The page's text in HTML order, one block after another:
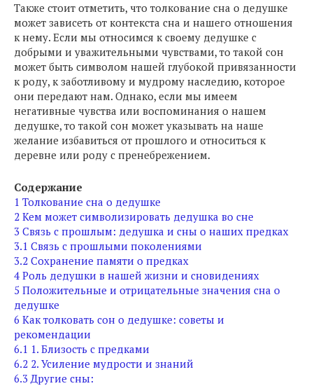
Также стоит отметить, что толкование сна о дедушке
может зависеть от контекста сна и нашего отношения
к нему. Если мы относимся к своему дедушке с
добрыми и уважительными чувствами, то такой сон
может быть символом нашей глубокой привязанности
к роду, к заботливому и мудрому наследию, которое
они передают нам. Однако, если мы имеем
негативные чувства или воспоминания о нашем
дедушке, то такой сон может указывать на наше
желание избавиться от прошлого и относиться к
деревне или роду с пренебрежением.
Содержание
1 Толкование сна о дедушке
2 Кем может символизировать дедушка во сне
3 Связь с прошлым: дедушка и сны о наших предках
3.1 Связь с прошлыми поколениями
3.2 Сохранение памяти о предках
4 Роль дедушки в нашей жизни и сновидениях
5 Положительные и отрицательные значения сна о
дедушке
6 Как толковать сон о дедушке: советы и
рекомендации
6.1 1. Близость с предками
6.2 2. Усиление мудрости и знаний
6.3 Другие сны: